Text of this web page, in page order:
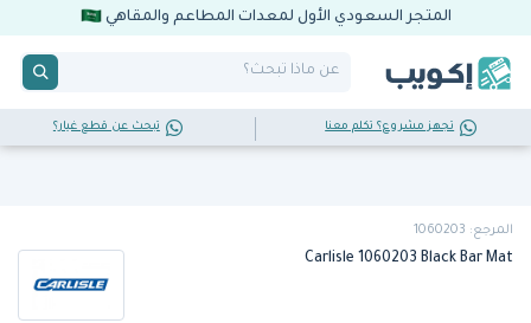
المتجر السعودي الأول لمعدات المطاعم والمقاهي
تجهز مشروع؟ تكلم معنا تبحث عن قطع غيار؟
المرجع: 1060203
Carlisle 1060203 Black Bar Mat